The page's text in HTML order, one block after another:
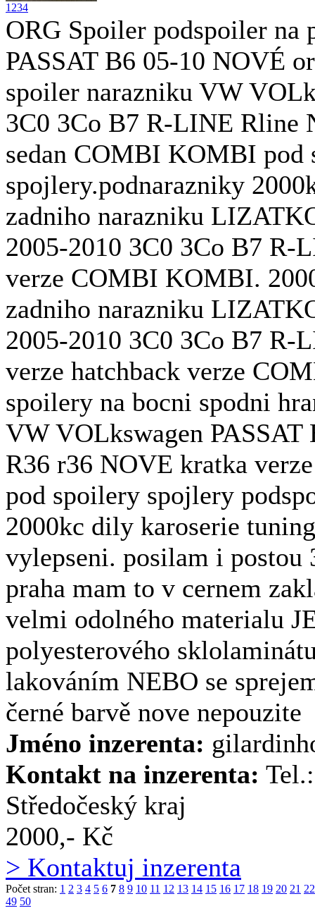
1 234
ORG Spoiler podspoiler
PASSAT B6 05-10 NOVÉ
spoiler narazniku VW
3C0 3Co B7 R-LINE Rline
sedan COMBI KOMBI
spojlery.podnarazniky
zadniho narazniku
2005-2010 3C0 3Co B7 R-
verze COMBI KOMBI.
zadniho narazniku
2005-2010 3C0 3Co B7 R-
verze hatchback verze
spoilery na bocni spodni
VW VOLkswagen PASSAT
R36 r36 NOVE kratka
pod spoilery spojlery
2000kc dily karoserie
vylepseni. posilam i
praha mam to v cernem
velmi odolného materialu
polyesterového
lakováním NEBO se
černé barvě nove nepouzite
Jméno inzerenta:
Kontakt na inzerenta:
Středočeský kraj
2000,- Kč
> Kontaktuj inzerenta
Počet stran: 1 2 3 4 5 6 7 8 9 10 11 12 13 14 15 16 17 18 19 20 21 22
49 50